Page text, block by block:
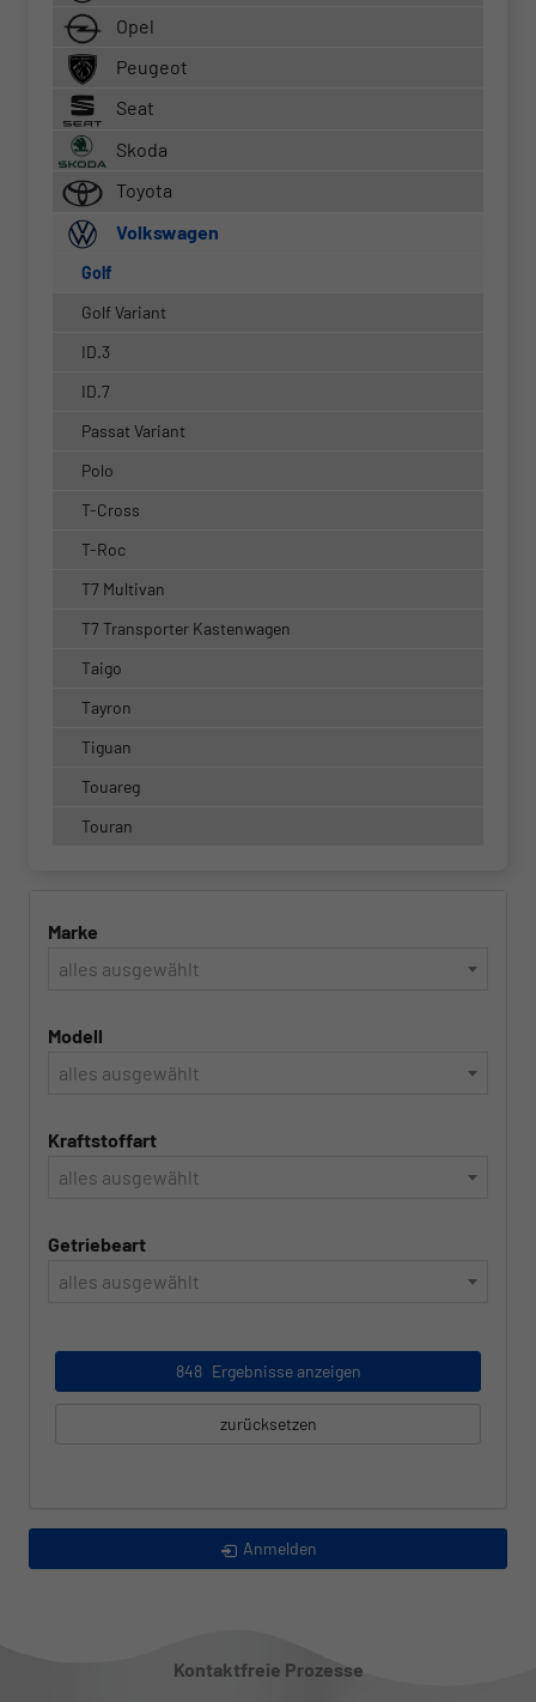
Opel
Peugeot
Seat
Skoda
Toyota
Volkswagen
Golf
Golf Variant
ID.3
ID.7
Passat Variant
Polo
T-Cross
T-Roc
T7 Multivan
T7 Transporter Kastenwagen
Taigo
Tayron
Tiguan
Touareg
Touran
Marke
alles ausgewählt
Modell
alles ausgewählt
Kraftstoffart
alles ausgewählt
Getriebeart
alles ausgewählt
848 Ergebnisse anzeigen
zurücksetzen
Anmelden
Kontaktfreie Prozesse